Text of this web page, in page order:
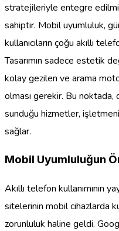
stratejileriyle entegre
sahiptir. Mobil uyumluluk,
kullanıcıların çoğu akıllı
Tasarımın sadece estetik
kolay gezilen ve arama
olması gerekir. Bu noktada,
sunduğu hizmetler,
sağlar.
Mobil Uyumluluğun
Akıllı telefon kullanımının
sitelerinin mobil cihazlarda
zorunluluk haline geldi.